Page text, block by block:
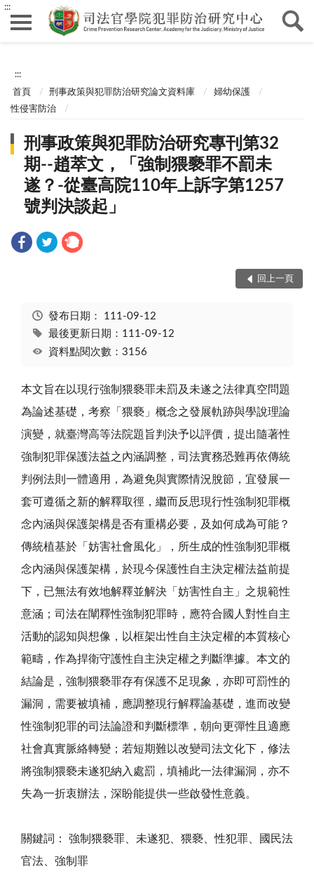
:::
:::
首頁 刑事政策與犯罪防治研究論文資料庫
婦幼保護
性侵害防治
刑事政策與犯罪防治研究專刊第32
期--趙萃文，「強制猥褻罪不罰未
遂？-從臺高院110年上訴字第1257
號判決談起」
回上一頁
發布日期： 111-09-12
最後更新日期：111-09-12
資料點閱次數：3156
本文旨在以現行強制猥褻罪未罰及未遂之法律真空問題
為論述基礎，考察「猥褻」概念之發展軌跡與學說理論
演變，就臺灣高等法院題旨判決予以評價，提出隨著性
強制犯罪保護法益之內涵調整，司法實務恐難再依傳統
判例法則一體適用，為避免與實際情況脫節，宜發展一
套可遵循之新的解釋取徑，繼而反思現行性強制犯罪概
念內涵與保護架構是否有重構必要，及如何成為可能？
傳統植基於「妨害社會風化」，所生成的性強制犯罪概
念內涵與保護架構，於現今保護性自主決定權法益前提
下，已無法有效地解釋並解決「妨害性自主」之規範性
意涵；司法在闡釋性強制犯罪時，應符合國人對性自主
活動的認知與想像，以框架出性自主決定權的本質核心
範疇，作為捍衛守護性自主決定權之判斷準據。本文的
結論是，強制猥褻罪存有保護不足現象，亦即可罰性的
漏洞，需要被填補，應調整現行解釋論基礎，進而改變
性強制犯罪的司法論證和判斷標準，朝向更彈性且適應
社會真實脈絡轉變；若短期難以改變司法文化下，修法
將強制猥褻未遂犯納入處罰，填補此一法律漏洞，亦不
失為一折衷辦法，深盼能提供一些啟發性意義。
關鍵詞： 強制猥褻罪、未遂犯、猥褻、性犯罪、國民法
官法、強制罪